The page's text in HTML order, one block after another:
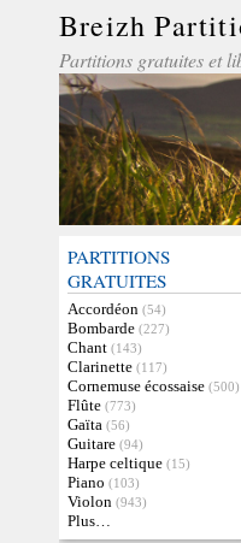
Breizh
Partitions gratuites et
PARTITIONS
GRATUITES
Accordéon (54)
Bombarde (227)
Chant (143)
Clarinette (117)
Cornemuse écossaise (500)
Flûte (773)
Gaïta (56)
Guitare (94)
Harpe celtique (15)
Piano (103)
Violon (943)
Plus…